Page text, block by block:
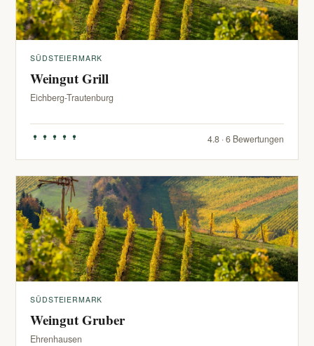
SÜDSTEIERMARK
Weingut Grill
Eichberg-Trautenburg
4.8 · 6 Bewertungen
SÜDSTEIERMARK
Weingut Gruber
Ehrenhausen